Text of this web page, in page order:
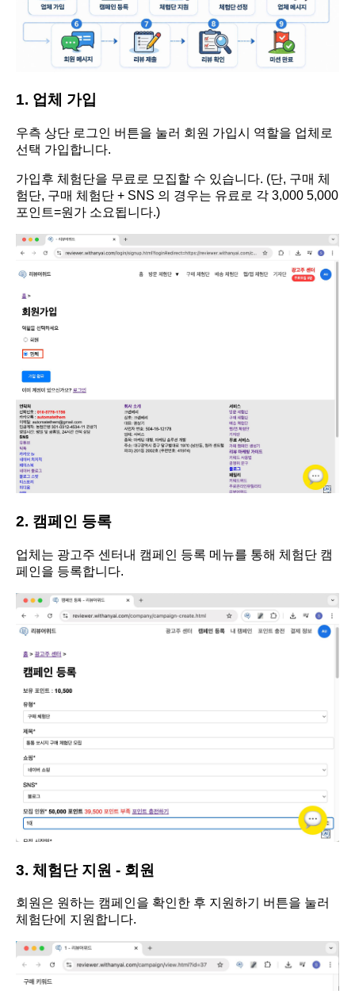
1. 업체 가입
우측 상단 로그인 버튼을 눌러 회원 가입시 역할을 업체로
선택 가입합니다.
가입후 체험단을 무료로 모집할 수 있습니다. (단, 구매 체
험단, 구매 체험단 + SNS 의 경우는 유료로 각 3,000 5,000
포인트=원가 소요됩니다.)
2. 캠페인 등록
업체는 광고주 센터내 캠페인 등록 메뉴를 통해 체험단 캠
페인을 등록합니다.
3. 체험단 지원 - 회원
회원은 원하는 캠페인을 확인한 후 지원하기 버튼을 눌러
체험단에 지원합니다.